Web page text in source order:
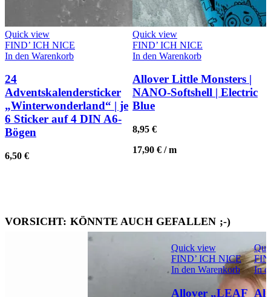
Quick view
FIND’ ICH NICE
In den Warenkorb
24
Adventskalendersticker
„Winterwonderland“ | je
6 Sticker auf 4 DIN A6-
Bögen
6,50 €
Quick view
FIND’ ICH NICE
In den Warenkorb
Allover Little Monsters |
NANO-Softshell | Electric
Blue
8,95 €
17,90 € /m
VORSICHT: KÖNNTE AUCH GEFALLEN ;-)
Quick view
FIND’ ICH NICE
In den Warenkorb
Allover „LEAF
In